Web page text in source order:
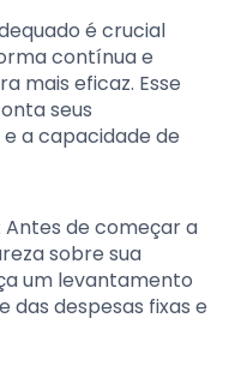
é crucial
contínua e
mais eficaz. Esse
seus
a capacidade de
Antes de começar a
sobre sua
um levantamento
das despesas fixas e